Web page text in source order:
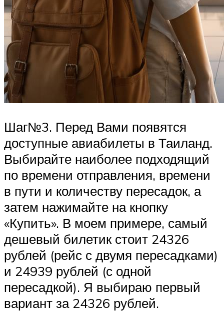
Шаг№3. Перед Вами появятся
доступные авиабилеты в Таиланд.
Выбирайте наиболее подходящий
по времени отправления, времени
в пути и количеству пересадок, а
затем нажимайте на кнопку
«Купить». В моем примере, самый
дешевый билетик стоит 24326
рублей (рейс с двумя пересадками)
и 24939 рублей (с одной
пересадкой). Я выбираю первый
вариант за 24326 рублей.